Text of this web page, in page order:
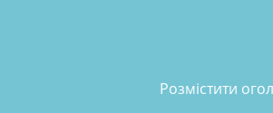
розмістити